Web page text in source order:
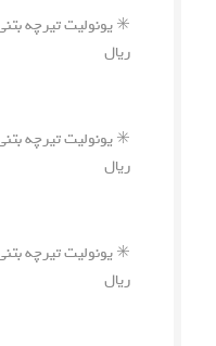
ریال
ریال
ریال